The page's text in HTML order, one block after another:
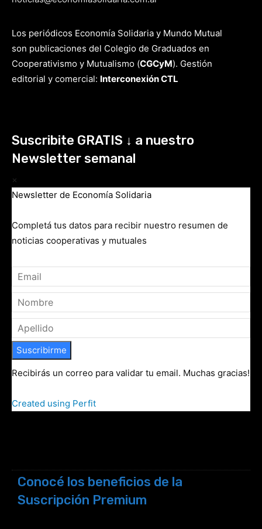
Los periódicos Economía Solidaria y Mundo Mutual
son publicaciones del Colegio de Graduados en
Cooperativismo y Mutualismo (CGCyM). Gestión
editorial y comercial: Interconexión CTL
Suscribite GRATIS ↓ a nuestro
Newsletter semanal
×
Newsletter de Economía Solidaria
Completá tus datos para recibir nuestro resumen de
noticias cooperativas y mutuales
Suscribirme
Recibirás un correo para validar tu email. Muchas gracias!
Created using Perfit
Conocé los beneficios de la
Suscripción Premium